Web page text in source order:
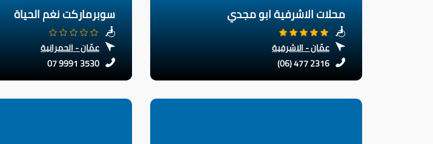
محلات الاشرفية ابو مجدي
عمّان - الاشرفية
(06) 477 2316
سوبرماركت نغم الحياة
عمّان - الحمرانية
07 9991 3530